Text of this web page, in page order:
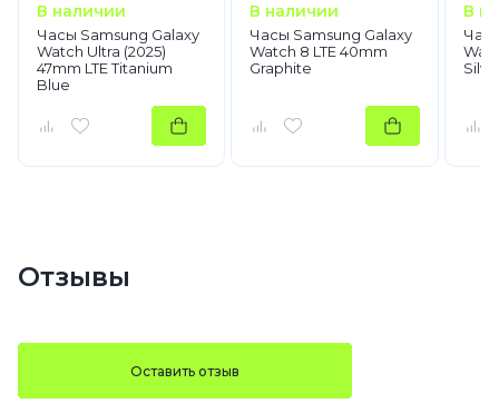
В наличии
Часы Samsung Galaxy
Watch Ultra (2025)
47mm LTE Titanium
Blue
В наличии
Часы Samsung Galaxy
Watch 8 LTE 40mm
Graphite
В
Отзывы
Оставить отзыв